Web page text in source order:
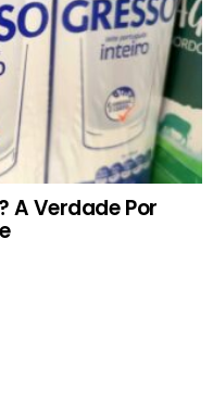
A Verdade Por